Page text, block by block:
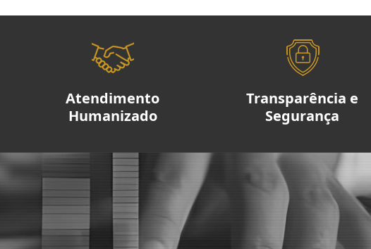
Atendimento
Humanizado
Transparência e
Segurança